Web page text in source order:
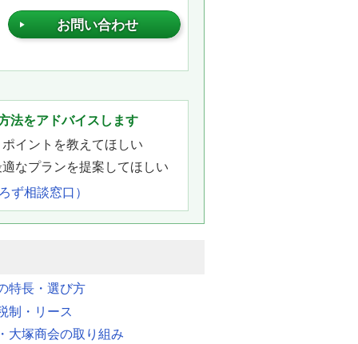
お問い合わせ
法をアドバイスします
イントを教えてほしい
なプランを提案してほしい
ず相談窓口）
特長・選び方
制・リース
大塚商会の取り組み